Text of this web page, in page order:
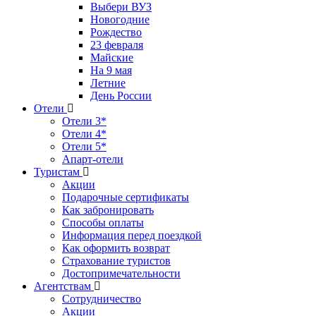
Выбери ВУЗ
Новогодние
Рождество
23 февраля
Майские
На 9 мая
Летние
День России
Отели
Отели 3*
Отели 4*
Отели 5*
Апарт-отели
Туристам
Акции
Подарочные сертификаты
Как забронировать
Способы оплаты
Информация перед поездкой
Как оформить возврат
Страхование туристов
Достопримечательности
Агентствам
Сотрудничество
Акции